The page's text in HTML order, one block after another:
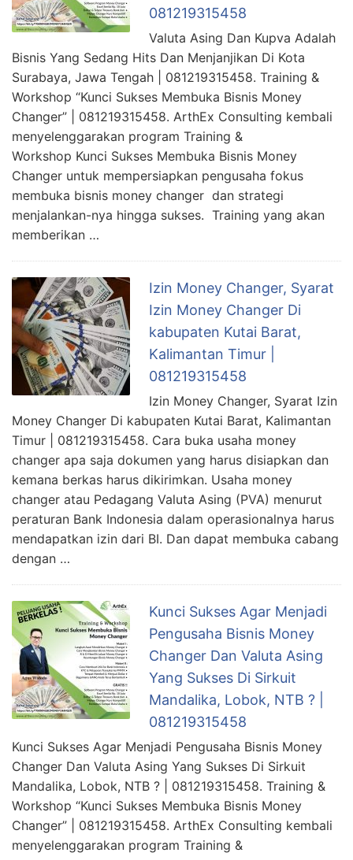
081219315458
Valuta Asing Dan Kupva Adalah
Bisnis Yang Sedang Hits Dan Menjanjikan Di Kota
Surabaya, Jawa Tengah | 081219315458. Training &
Workshop “Kunci Sukses Membuka Bisnis Money
Changer” | 081219315458. ArthEx Consulting kembali
menyelenggarakan program Training &
Workshop Kunci Sukses Membuka Bisnis Money
Changer untuk mempersiapkan pengusaha fokus
membuka bisnis money changer dan strategi
menjalankan-nya hingga sukses. Training yang akan
memberikan …
Izin Money Changer, Syarat
Izin Money Changer Di
kabupaten Kutai Barat,
Kalimantan Timur |
081219315458
Izin Money Changer, Syarat Izin
Money Changer Di kabupaten Kutai Barat, Kalimantan
Timur | 081219315458. Cara buka usaha money
changer apa saja dokumen yang harus disiapkan dan
kemana berkas harus dikirimkan. Usaha money
changer atau Pedagang Valuta Asing (PVA) menurut
peraturan Bank Indonesia dalam operasionalnya harus
mendapatkan izin dari BI. Dan dapat membuka cabang
dengan …
Kunci Sukses Agar Menjadi
Pengusaha Bisnis Money
Changer Dan Valuta Asing
Yang Sukses Di Sirkuit
Mandalika, Lobok, NTB ? |
081219315458
Kunci Sukses Agar Menjadi Pengusaha Bisnis Money
Changer Dan Valuta Asing Yang Sukses Di Sirkuit
Mandalika, Lobok, NTB ? | 081219315458. Training &
Workshop “Kunci Sukses Membuka Bisnis Money
Changer” | 081219315458. ArthEx Consulting kembali
menyelenggarakan program Training &